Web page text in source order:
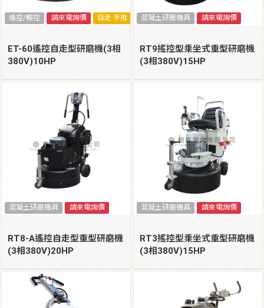
遙控/觸控 請來電詢價 自走.手推
ET-60遙控自走型研磨機(3相
380V)10HP
混凝土研磨機具 請來電詢價
RT9搖控型乘坐式重型研磨機
(3相380V)15HP
混凝土研磨機具 請來電詢價
RT8-A遙控自走型重型研磨機
(3相380V)20HP
混凝土研磨機具 請來電詢價
RT3搖控型乘坐式重型研磨機
(3相380V)15HP